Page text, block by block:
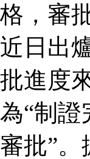
格，審
近日出
批進度
為“制證
審批”